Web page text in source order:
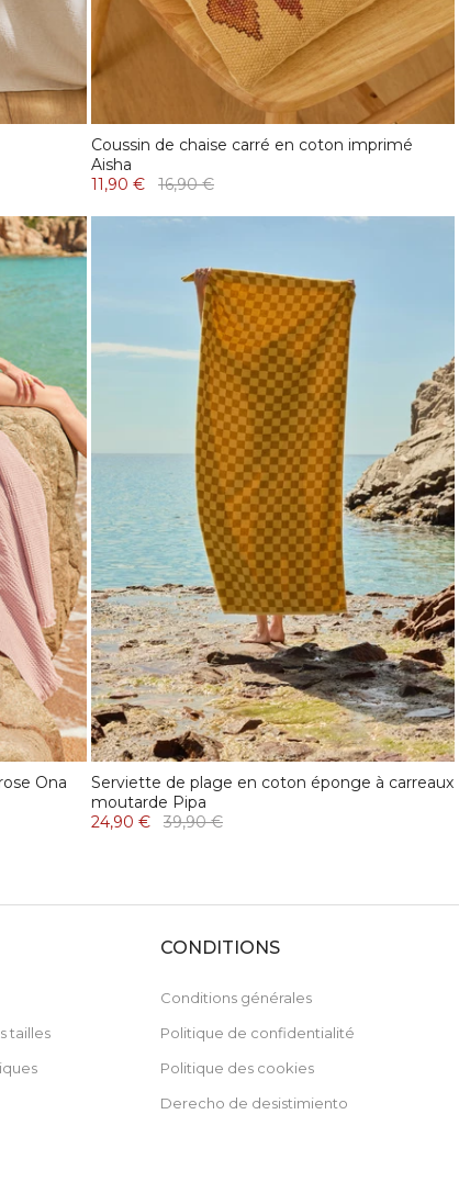
Coussin de chaise carré en coton imprimé
Aisha
11,90 €
16,90 €
Ona
Serviette de plage en coton éponge à carreaux
moutarde Pipa
24,90 €
39,90 €
tailles
CONDITIONS
Conditions générales
Politique de confidentialité
Politique des cookies
Derecho de desistimiento